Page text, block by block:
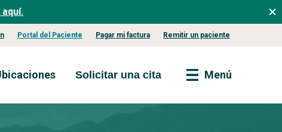
Portal del Paciente Pagar mi factura Remitir un paciente
Solicitar una cita Menú